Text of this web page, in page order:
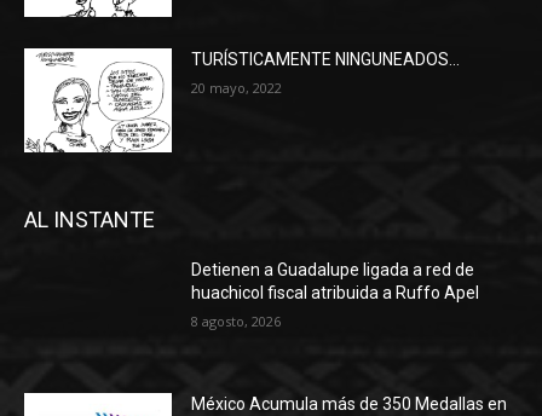
TURÍSTICAMENTE NINGUNEADOS…
20 mayo, 2022
AL INSTANTE
Detienen a Guadalupe ligada a red de
huachicol fiscal atribuida a Ruffo Apel
8 agosto, 2026
México Acumula más de 350 Medallas en